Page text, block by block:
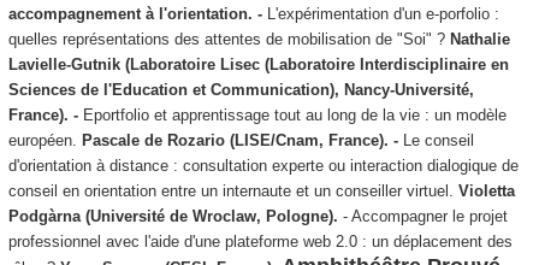
accompagnement à l'orientation. - L'expérimentation d'un e-porfolio :
quelles représentations des attentes de mobilisation de "Soi" ? Nathalie
Lavielle-Gutnik (Laboratoire Lisec (Laboratoire Interdisciplinaire en
Sciences de l'Education et Communication), Nancy-Université,
France). - Eportfolio et apprentissage tout au long de la vie : un modèle
européen. Pascale de Rozario (LISE/Cnam, France). - Le conseil
d'orientation à distance : consultation experte ou interaction dialogique de
conseil en orientation entre un internaute et un conseiller virtuel. Violetta
Podgàrna (Université de Wroclaw, Pologne). - Accompagner le projet
professionnel avec l'aide d'une plateforme web 2.0 : un déplacement des